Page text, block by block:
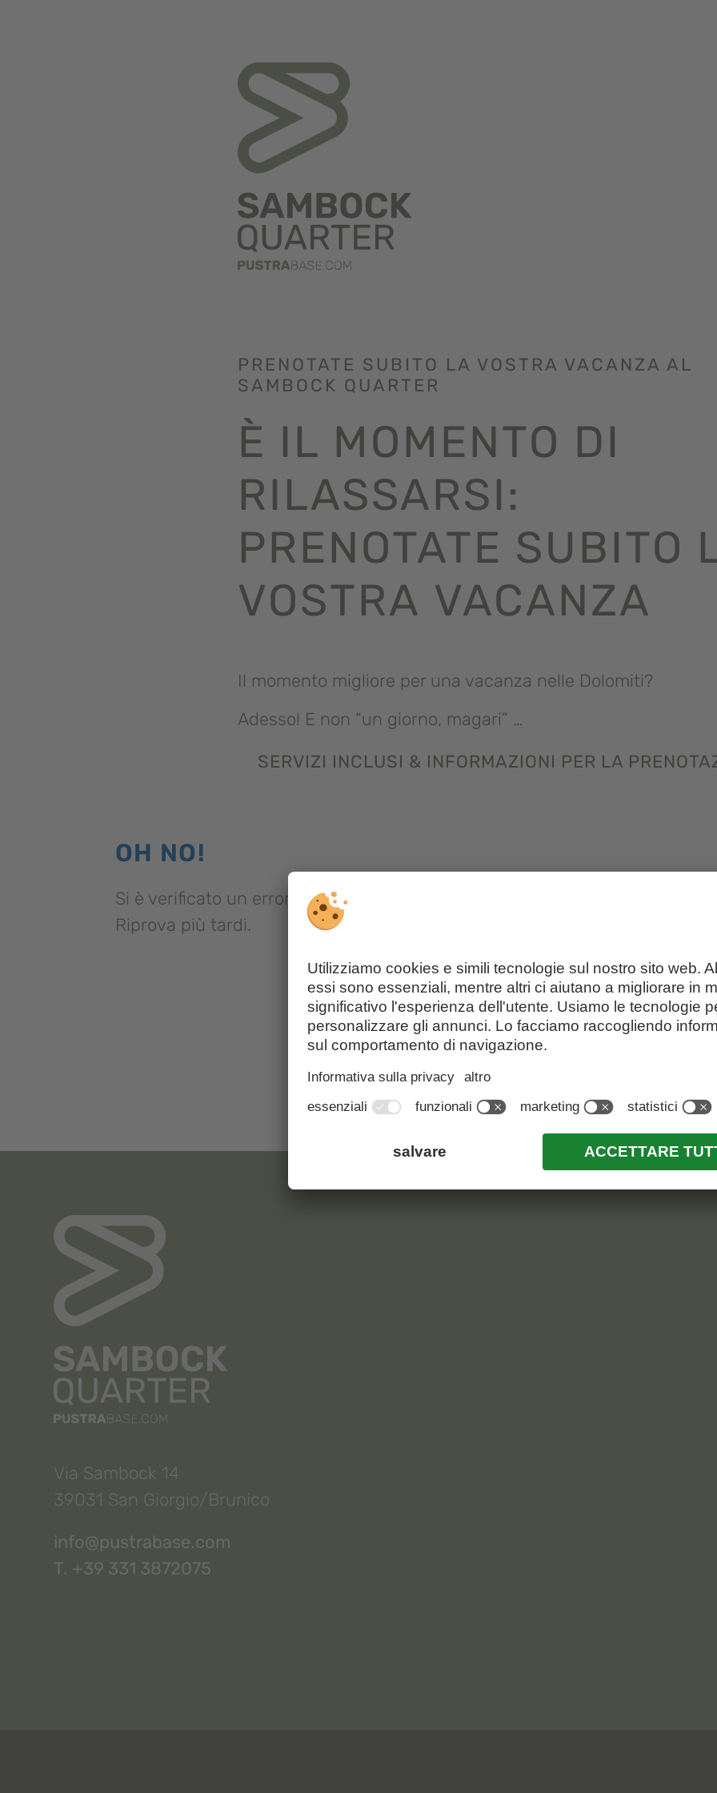
PRENOTATE SUBITO LA VOSTRA VACANZA AL
SAMBOCK QUARTER
È IL MOMENTO DI
RILASSARSI:
PRENOTATE SUBITO
VOSTRA VACANZA
Il momento migliore per una vacanza nelle Dolomiti?
Adesso! E non “un giorno, magari” …
SERVIZI INCLUSI & INFORMAZIONI PER LA
OH NO!
Si è verificato un errore imprevisto durante il caricamento del widget di
Riprova più tardi.
Via Sambock 14
39031 San Giorgio/Brunico
info@pustrabase.com
T. +39 331 3872075